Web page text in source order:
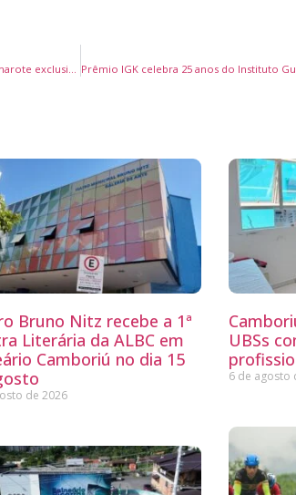
Henry Freitas, Atitude 67 e DJ Topo lideram line-up do Camarote exclusivo no Folianópolis 2025 em Florianópolis
Bruno Nitz recebe a 1ª
Literária da ALBC em
Camboriú no dia 15
de 2026
UBSs
6 de agosto